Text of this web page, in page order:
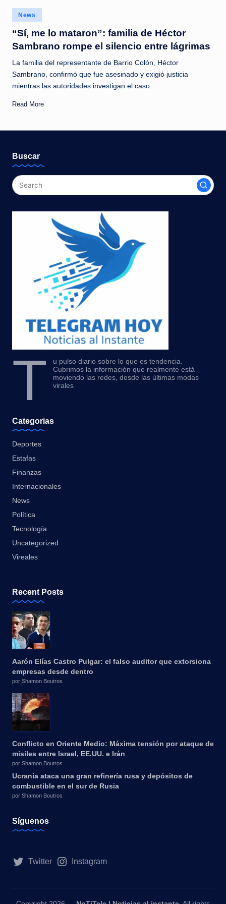
c
i
a
a
l
i
t
a
n
Posted
in
News
“Sí, me lo mataron”: familia de Héctor
Sambrano rompe el silencio entre lágrimas
La familia del representante de Barrio Colón, Héctor
Sambrano, confirmó que fue asesinado y exigió justicia
mientras las autoridades investigan el caso.
Read More
Buscar
T
u pulso diario sobre lo que es tendencia.
Cubrimos la información que realmente está
moviendo las redes, desde las últimas modas
virales
Categorias
Deportes
Estafas
Finanzas
Internacionales
News
Política
Tecnología
Uncategorized
Vireales
Recent Posts
Aarón Elías Castro Pulgar: el falso auditor que extorsiona
empresas desde dentro
por Shamon Boutros
Conflicto en Oriente Medio: Máxima tensión por ataque de
misiles entre Israel, EE.UU. e Irán
por Shamon Boutros
Ucrania ataca una gran refinería rusa y depósitos de
combustible en el sur de Rusia
por Shamon Boutros
Síguenos
Twitter Instagram